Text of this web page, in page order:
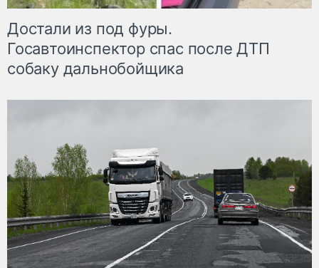
Достали из под фуры.
Госавтоинспектор спас после ДТП
собаку дальнобойщика